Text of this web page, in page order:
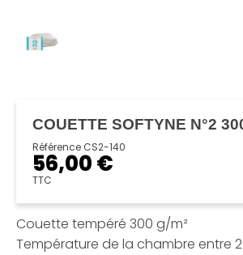
COUETTE SOFTYNE N°2
Référence CS2-140
56,00 €
TTC
Couette tempéré 300 g/m²
Température de la chambre entre